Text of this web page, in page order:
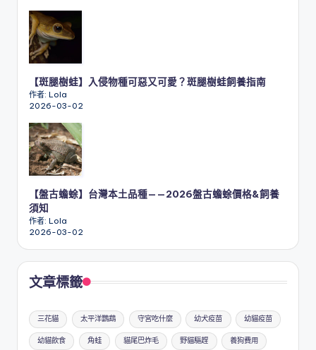
【斑腿樹蛙】入侵物種可惡又可愛？斑腿樹蛙飼養指南
作者: Lola
2026-03-02
【盤古蟾蜍】台灣本土品種——2026盤古蟾蜍價格&飼養
須知
作者: Lola
2026-03-02
文章標籤
三花貓 太平洋鸚鵡 守宮吃什麼 幼犬疫苗 幼貓疫苗
幼貓飲食 角蛙 貓尾巴炸毛 野貓驅趕 養狗費用